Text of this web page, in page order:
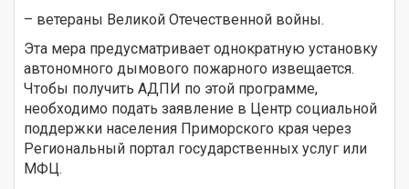
– ветераны Великой Отечественной войны.
Эта мера предусматривает однократную установку
автономного дымового пожарного извещается.
Чтобы получить АДПИ по этой программе,
необходимо подать заявление в Центр социальной
поддержки населения Приморского края через
Региональный портал государственных услуг или
МФЦ.